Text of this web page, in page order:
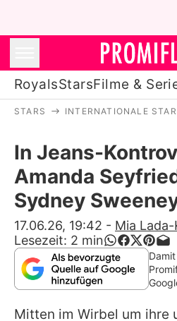
RoyalsStarsFilme &
Stars
Filme &
Familie &
Promiflash
STARS INTERNATIONALE
In Jeans-
Amanda
Sydney
17.06.26, 19:42 - Mia Lada-
Lesezeit: 2 min
Mitten im Wirbel um ihre